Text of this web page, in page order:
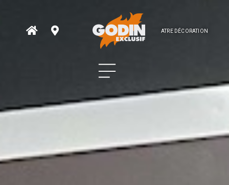
ATRE DÉCORATION